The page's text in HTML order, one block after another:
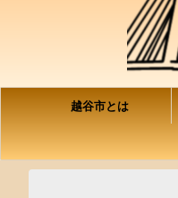
越谷市とは